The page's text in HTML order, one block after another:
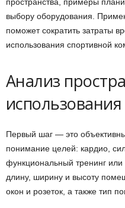
выбору оборудования.
поможет сократить затраты
использования спортивной
Анализ
использования
Первый шаг — это
понимание целей: кардио,
функциональный тренинг
длину, ширину и высоту
окон и розеток, а также тип